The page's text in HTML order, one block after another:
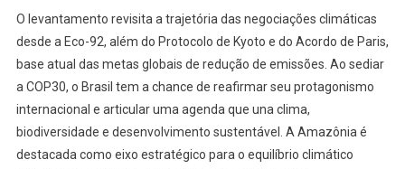
O levantamento revisita a trajetória das negociações climáticas
desde a Eco-92, além do Protocolo de Kyoto e do Acordo de Paris,
base atual das metas globais de redução de emissões. Ao sediar
a COP30, o Brasil tem a chance de reafirmar seu protagonismo
internacional e articular uma agenda que una clima,
biodiversidade e desenvolvimento sustentável. A Amazônia é
destacada como eixo estratégico para o equilíbrio climático